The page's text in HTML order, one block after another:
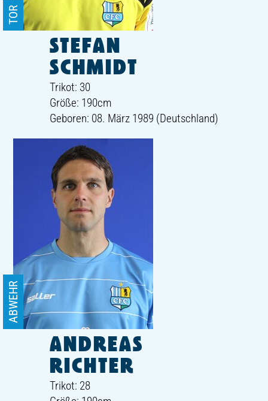
STEFAN
SCHMIDT
TOR
Trikot: 30
Größe: 190cm
Geboren: 08. März 1989 (Deutschland)
ANDREAS
RICHTER
ABWEHR
Trikot: 28